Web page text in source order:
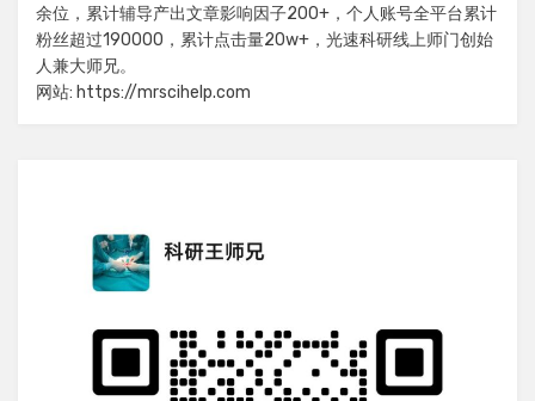
余位，累计辅导产出文章影响因子200+，个人账号全平台累计
粉丝超过190000，累计点击量20w+，光速科研线上师门创始
人兼大师兄。
网站: https://mrscihelp.com